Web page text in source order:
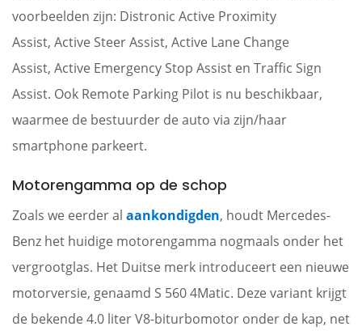
voorbeelden zijn: Distronic Active Proximity
Assist, Active Steer Assist, Active Lane Change
Assist, Active Emergency Stop Assist en Traffic Sign
Assist. Ook Remote Parking Pilot is nu beschikbaar,
waarmee de bestuurder de auto via zijn/haar
smartphone parkeert.
Motorengamma op de schop
Zoals we eerder al aankondigden, houdt Mercedes-
Benz het huidige motorengamma nogmaals onder het
vergrootglas. Het Duitse merk introduceert een nieuwe
motorversie, genaamd S 560 4Matic. Deze variant krijgt
de bekende 4.0 liter V8-biturbomotor onder de kap, net